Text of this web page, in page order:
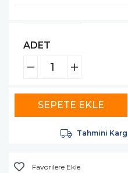
ADET
Tahmini
Favorilere Ekle